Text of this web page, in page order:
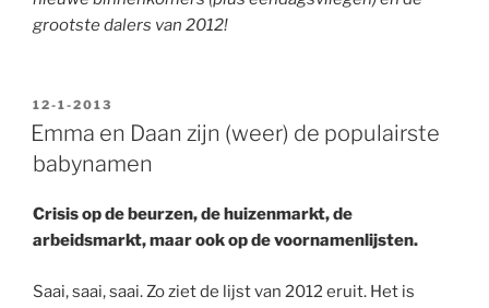
grootste dalers van 2012!
GEPLAATST
OP
12-1-2013
Emma en Daan zijn (weer) de populairste
babynamen
Crisis op de beurzen, de huizenmarkt, de
arbeidsmarkt, maar ook op de voornamenlijsten.
Saai, saai, saai. Zo ziet de lijst van 2012 eruit. Het is